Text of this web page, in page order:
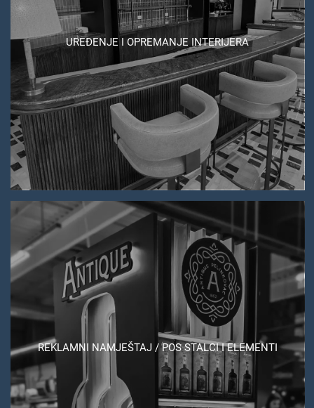
UREĐENJE I OPREMANJE INTERIJERA
REKLAMNI NAMJEŠTAJ / POS STALCI I ELEMENTI